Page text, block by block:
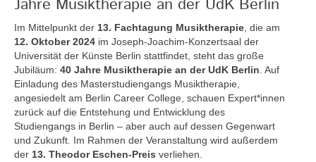
Jahre Musiktherapie an der UdK Berlin
Im Mittelpunkt der 13. Fachtagung Musiktherapie , die am
12. Oktober 2024 im Joseph-Joachim-Konzertsaal der
Universität der Künste Berlin stattfindet, steht das große
Jubiläum: 40 Jahre Musiktherapie an der UdK Berlin . Auf
Einladung des Masterstudiengangs Musiktherapie,
angesiedelt am Berlin Career College, schauen Expert*innen
zurück auf die Entstehung und Entwicklung des
Studiengangs in Berlin – aber auch auf dessen Gegenwart
und Zukunft. Im Rahmen der Veranstaltung wird außerdem
der 13. Theodor Eschen-Preis verliehen.